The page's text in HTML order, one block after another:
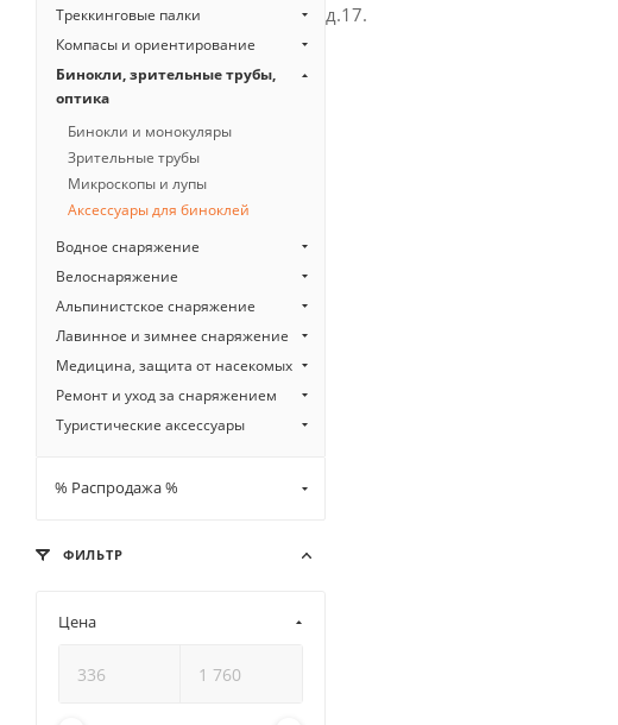
д.17.
Треккинговые палки
Компасы и ориентирование
Бинокли, зрительные трубы,
оптика
Бинокли и монокуляры
Зрительные трубы
Микроскопы и лупы
Аксессуары для биноклей
Водное снаряжение
Велоснаряжение
Альпинистское снаряжение
Лавинное и зимнее снаряжение
Медицина, защита от насекомых
Ремонт и уход за снаряжением
Туристические аксессуары
% Распродажа %
ФИЛЬТР
Цена